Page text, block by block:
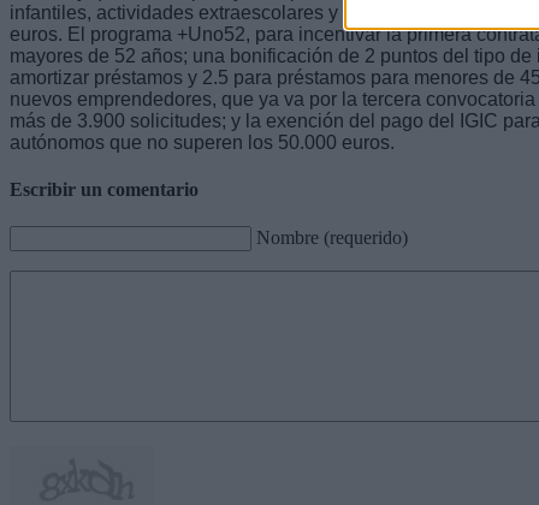
infantiles, actividades extraescolares y otros cuidados
euros. El programa +Uno52, para incentivar la primera
mayores de 52 años; una bonificación de 2 puntos del tipo
amortizar préstamos y 2.5 para préstamos para menores de
nuevos emprendedores, que ya va por la tercera
más de 3.900 solicitudes; y la exención del pago del IGIC
autónomos que no superen los 50.000 euros.
Escribir un comentario
Nombre (requerido)